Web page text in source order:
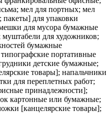
мел для портных; мел
для упаковки
для мусора бумажные
для художников;
бумажные
портативные
детские бумажные;
товары]; напальчники
для переплетных работ;
принадлежности];
картонные или бумажные;
[канцелярские товары];